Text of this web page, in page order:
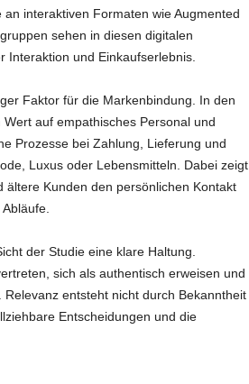
interaktiven Formaten wie Augmented
sehen in diesen digitalen
Interaktion und Einkaufserlebnis.
Faktor für die Markenbindung. In den
auf empathisches Personal und
Prozesse bei Zahlung, Lieferung und
Luxus oder Lebensmitteln. Dabei zeigt
Kunden den persönlichen Kontakt
der Studie eine klare Haltung.
sich als authentisch erweisen und
entsteht nicht durch Bekanntheit
Entscheidungen und die